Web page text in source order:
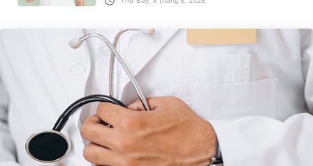
thường băn khoăn u nang tuyến v...